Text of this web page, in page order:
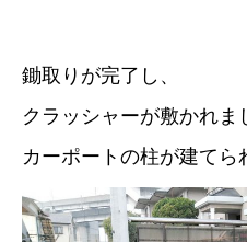
鋤取りが完了し、
クラッシャーが敷かれま
カーポートの柱が建て